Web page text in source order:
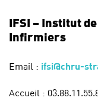
IFSI – Institut
Infirmiers
Email : ifsi@chru-
Accueil :